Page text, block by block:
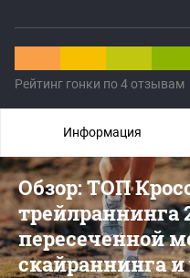
Рейтинг гонки по 4 отзывам
Обзор: ТОП
трейлраннинга
пересеченной
скайраннинга и
Информация